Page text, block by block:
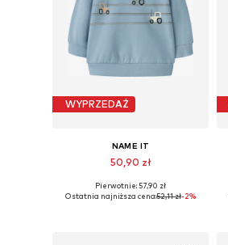
WYPRZEDAŻ
NAME IT
50,90 zł
Pierwotnie: 57,90 zł
Ostatnia najniższa cena:52,11 zł-2%